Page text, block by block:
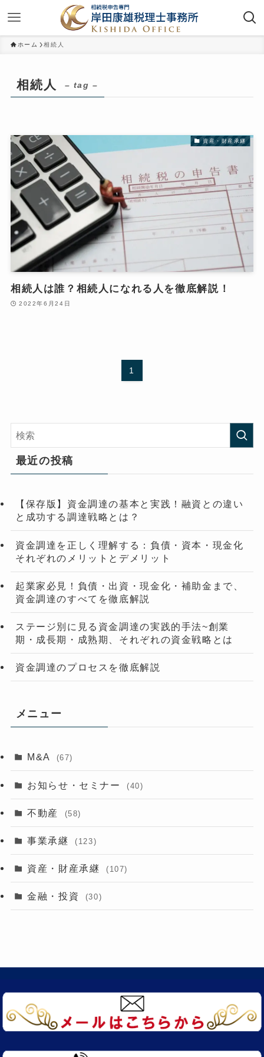
ホーム 相続人
相続人 – tag –
資産・財産承継
相続人は誰？相続人になれる人を徹底解説！
2022年6月24日
1
最近の投稿
【保存版】資金調達の基本と実践！融資との違い
と成功する調達戦略とは？
資金調達を正しく理解する：負債・資本・現金化
それぞれのメリットとデメリット
起業家必見！負債・出資・現金化・補助金まで、
資金調達のすべてを徹底解説
ステージ別に見る資金調達の実践的手法~創業
期・成長期・成熟期、それぞれの資金戦略とは
資金調達のプロセスを徹底解説
メニュー
M&A (67)
お知らせ・セミナー (40)
不動産 (58)
事業承継 (123)
資産・財産承継 (107)
金融・投資 (30)
最新ニュース
©岸田康雄公認会計士税理士事務所 無断複製・転写を禁じます。